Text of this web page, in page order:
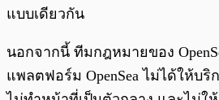
แบบเดียวกัน
นอกจากนี้ ทีมกฎหมายของ
แพลตฟอร์ม OpenSea ไม่ได้ให้บ